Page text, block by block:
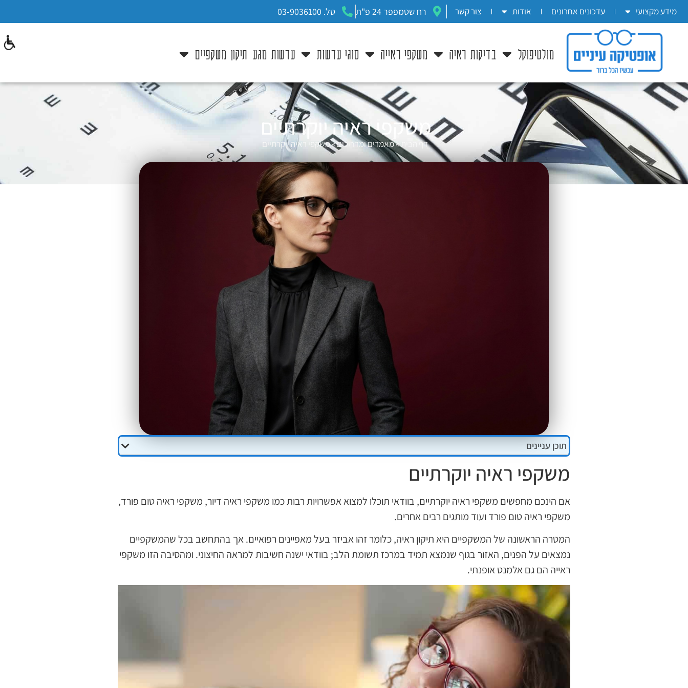
בְּאֲתָר
זֶה
מֻפְעֶלֶת
"המרכז
הישראלי
לְהַנְגָּשָׁת
אָתָרִים".
לִנְגִישׁוּת
הָאֲתָר.
לִפְתִיחַת
מידע מקצועי עדכונים אחרונים אודות צור קשר רח שטמפפר 24 פ"ת טל. 03-9036100
מולטיפוקל בדיקות ראיה משקפי ראייה סוגי עדשות עדשות מגע תיקון משקפיים
משקפי ראיה יוקרתיים
דף הבית»מאמרים ומדריכים»משקפי ראיה יוקרתיים
תוכן עניינים
משקפי ראיה יוקרתיים
אם הינכם מחפשים משקפי ראיה יוקרתיים, בוודאי תוכלו למצוא אפשרויות רבות כמו משקפי ראיה דיור, משקפי ראיה טום פורד,
משקפי ראיה טום פורד ועוד מותגים רבים אחרים.
המטרה הראשונה של המשקפיים היא תיקון ראיה, כלומר זהו אביזר בעל מאפיינים רפואיים. אך בהתחשב בכל שהמשקפיים
נמצאים על הפנים, האזור בגוף שנמצא תמיד במרכז תשומת הלב; בוודאי ישנה חשיבות למראה החיצוני. ומהסיבה הזו משקפי
ראייה הם גם אלמנט אופנתי.